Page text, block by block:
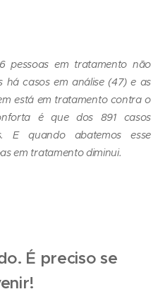
pessoas em tratamento não
casos em análise (47) e as
está em tratamento contra o
é que dos 891 casos
E quando abatemos esse
em tratamento diminui.
É preciso se